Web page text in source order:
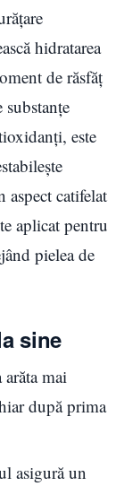
hidratarea
de răsfăț
substanțe
este
catifelat
aplicat pentru
pielea de
sine
mai
după prima
asigură un